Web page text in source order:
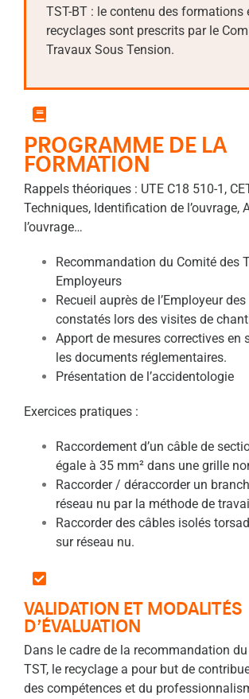
TST-BT : le contenu des formations
recyclages sont prescrits par le
Travaux Sous Tension.
PROGRAMME DE LA
FORMATION
Rappels théoriques : UTE C18 510-1,
Techniques, Identification de l’ouvrage,
l’ouvrage…
Recommandation du Comité des
Employeurs
Recueil auprès de l’Employeur
constatés lors des visites de
Apport de mesures correctives en
les documents réglementaires.
Présentation de l’accidentologie
Exercices pratiques :
Raccordement d’un câble de
égale à 35 mm² dans une grille
Raccorder / déraccorder un
réseau nu par la méthode de
Raccorder des câbles isolés
sur réseau nu.
VALIDATION ET MODALITÉS
D’ÉVALUATION
Dans le cadre de la recommandation
TST, le recyclage a pour but de
des compétences et du